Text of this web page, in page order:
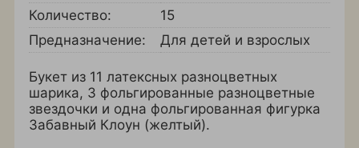
Количество:
15
Предназначение:
Для детей и взрослых
Букет из 11 латексных разноцветных
шарика, 3 фольгированные разноцветные
звездочки и одна фольгированная фигурка
Забавный Клоун (желтый).